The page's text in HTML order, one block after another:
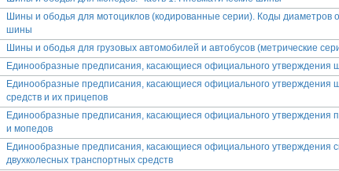
Шины и ободья для мотоциклов (кодированные серии). Коды диаметров
шины
Шины и ободья для грузовых автомобилей и автобусов (метрические
Единообразные предписания, касающиеся официального утверждения
Единообразные предписания, касающиеся официального утверждения
средств и их прицепов
Единообразные предписания, касающиеся официального утверждения
и мопедов
Единообразные предписания, касающиеся официального утверждения
двухколесных транспортных средств